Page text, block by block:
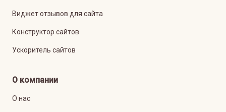
Виджет отзывов для сайта
Конструктор сайтов
Ускоритель сайтов
О компании
О нас